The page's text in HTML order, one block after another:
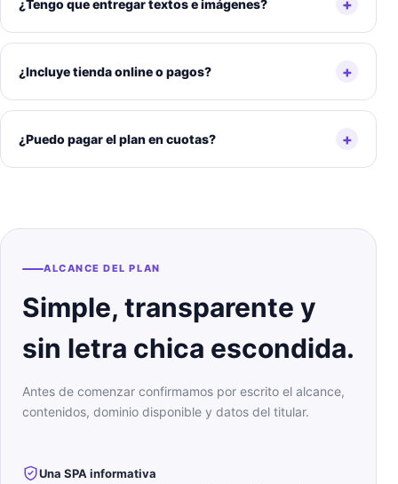
¿Tengo que entregar textos e imágenes? +
¿Incluye tienda online o pagos? +
¿Puedo pagar el plan en cuotas? +
ALCANCE DEL PLAN
Simple, transparente y
sin letra chica escondida.
Antes de comenzar confirmamos por escrito el alcance,
contenidos, dominio disponible y datos del titular.
Una SPA informativa